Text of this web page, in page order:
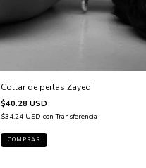
Collar de perlas Zayed
$40.28 USD
$34.24 USD con Transferencia